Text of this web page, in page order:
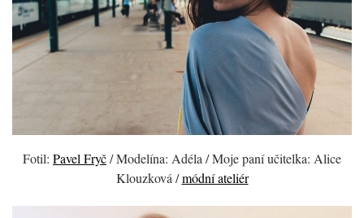
Fotil: Pavel Fryč/ Modelína: Adéla / Moje paní učitelka: Alice
Klouzková /módní ateliér